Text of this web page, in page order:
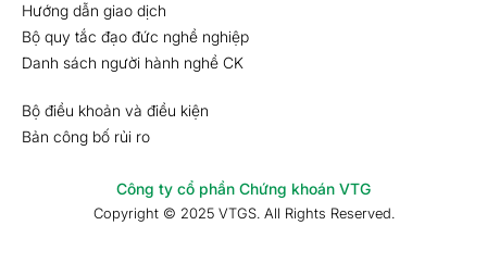
Hướng dẫn giao dịch
Bộ quy tắc đạo đức nghề nghiệp
Danh sách người hành nghề CK
Bộ điều khoản và điều kiện
Bản công bố rủi ro
Công ty cổ phần Chứng khoán VTG
Copyright © 2025 VTGS. All Rights Reserved.